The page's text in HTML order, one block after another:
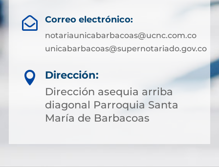
 Correo electrónico:
notariaunicabarbacoas@ucnc.com.co
unicabarbacoas@supernotariado.gov.co

Dirección:
Dirección asequia arriba
diagonal Parroquia Santa
María de Barbacoas